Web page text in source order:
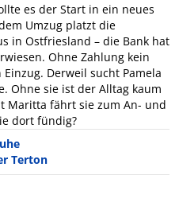
es der Start in ein neues
Umzug platzt die
in Ostfriesland – die Bank hat
Ohne Zahlung kein
Derweil sucht Pamela
Ohne sie ist der Alltag kaum
Maritta fährt sie zum An- und
dort fündig?
Terton